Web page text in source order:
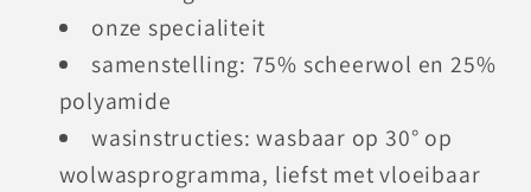
onze specialiteit
samenstelling: 75% scheerwol en 25%
polyamide
wasinstructies: wasbaar op 30° op
wolwasprogramma, liefst met vloeibaar